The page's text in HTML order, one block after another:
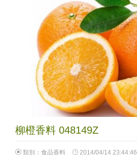
柳橙香料 048149Z
類別： 食品香料 2014/04/14 23:44:46